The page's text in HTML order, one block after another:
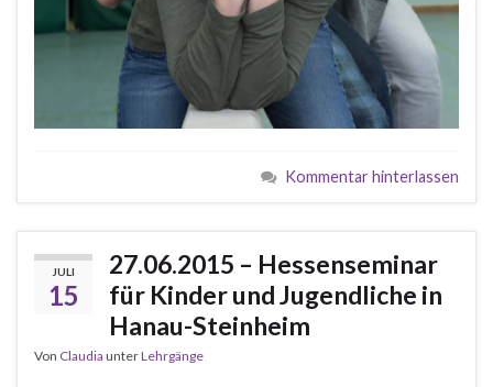
Kommentar hinterlassen
JULI
15
27.06.2015 – Hessenseminar
für Kinder und Jugendliche in
Hanau-Steinheim
Von Claudia unterLehrgänge